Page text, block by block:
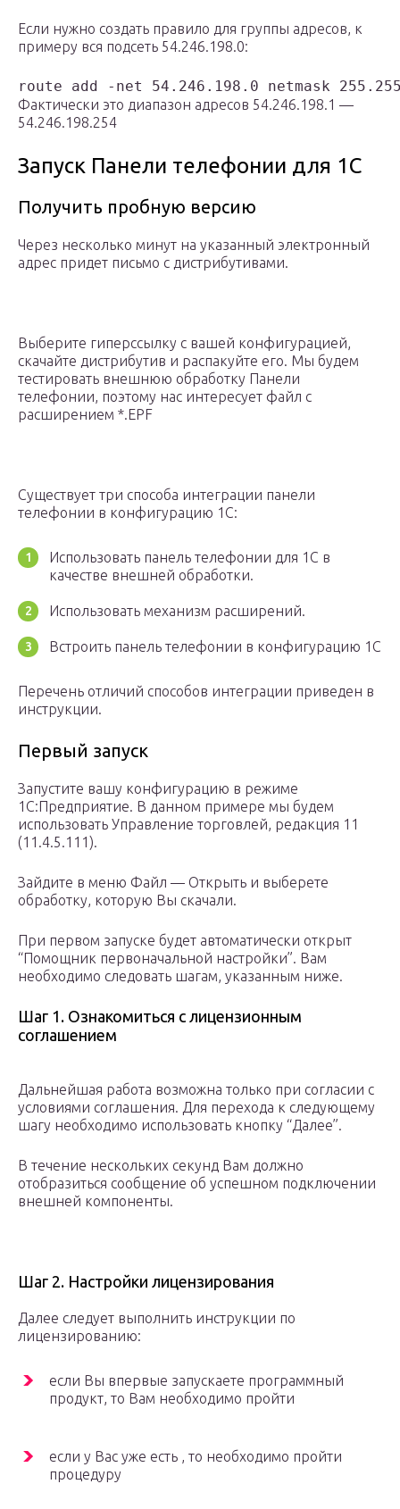
Если нужно создать правило для группы адресов, к
примеру вся подсеть 54.246.198.0:
route add -net 54.246.198.0 netmask
Фактически это диапазон адресов 54.246.198.1 —
54.246.198.254
Запуск Панели телефонии для 1С
Получить пробную версию
Через несколько минут на указанный электронный
адрес придет письмо с дистрибутивами.
Выберите гиперссылку с вашей конфигурацией,
скачайте дистрибутив и распакуйте его. Мы будем
тестировать внешнюю обработку Панели
телефонии, поэтому нас интересует файл с
расширением *.EPF
Существует три способа интеграции панели
телефонии в конфигурацию 1С:
Использовать панель телефонии для 1С в
качестве внешней обработки.
Использовать механизм расширений.
Встроить панель телефонии в конфигурацию 1С
Перечень отличий способов интеграции приведен в
инструкции.
Первый запуск
Запустите вашу конфигурацию в режиме
1С:Предприятие. В данном примере мы будем
использовать Управление торговлей, редакция 11
(11.4.5.111).
Зайдите в меню Файл — Открыть и выберете
обработку, которую Вы скачали.
При первом запуске будет автоматически открыт
“Помощник первоначальной настройки”. Вам
необходимо следовать шагам, указанным ниже.
Шаг 1. Ознакомиться с лицензионным
соглашением
Дальнейшая работа возможна только при согласии с
условиями соглашения. Для перехода к следующему
шагу необходимо использовать кнопку “Далее”.
В течение нескольких секунд Вам должно
отобразиться сообщение об успешном подключении
внешней компоненты.
Шаг 2. Настройки лицензирования
Далее следует выполнить инструкции по
лицензированию:
если Вы впервые запускаете программный
продукт, то Вам необходимо пройти
если у Вас уже есть , то необходимо пройти
процедуру